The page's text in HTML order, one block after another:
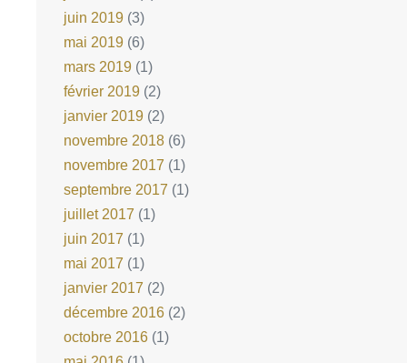
juin 2019 (3)
mai 2019 (6)
mars 2019 (1)
février 2019 (2)
janvier 2019 (2)
novembre 2018 (6)
novembre 2017 (1)
septembre 2017 (1)
juillet 2017 (1)
juin 2017 (1)
mai 2017 (1)
janvier 2017 (2)
décembre 2016 (2)
octobre 2016 (1)